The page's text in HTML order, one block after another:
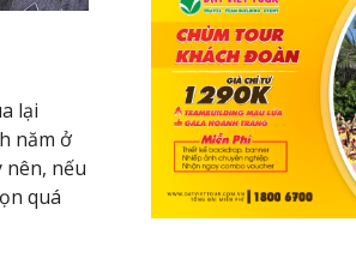
lại
năm ở
nên, nếu
quá